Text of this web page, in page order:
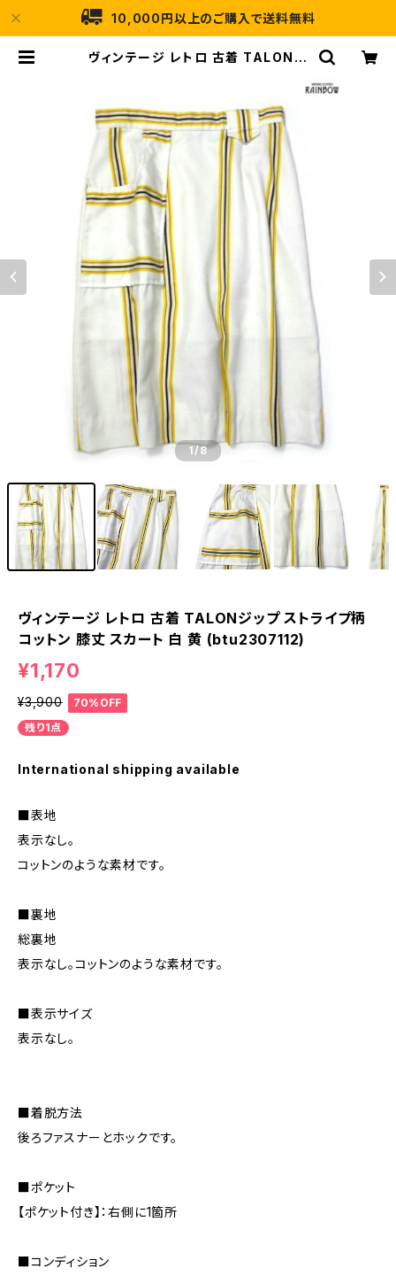
10,000円以上のご購入で送料無料
ヴィンテージ レトロ 古着 TALONジ
ート 白 黄 (btu2307112) | 古着屋
1/8
ヴィンテージ レトロ 古着 TALONジップ ストライプ柄
コットン 膝丈 スカート 白 黄 (btu2307112)
¥1,170
¥3,900
70%OFF
残り1点
International shipping available
■表地
表示なし。
コットンのような素材です。
■裏地
総裏地
表示なし。コットンのような素材です。
■表示サイズ
表示なし。
■着脱方法
後ろファスナーとホックです。
■ポケット
【ポケット付き】：右側に1箇所
■コンディション